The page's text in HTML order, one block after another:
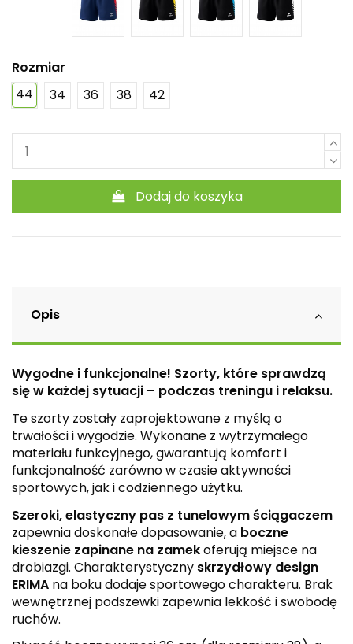
Rozmiar
44
34 36 38 42
Dodaj do koszyka
Opis
Wygodne i funkcjonalne! Szorty, które sprawdzą
się w każdej sytuacji – podczas treningu i relaksu.
Te szorty zostały zaprojektowane z myślą o
trwałości i wygodzie. Wykonane z wytrzymałego
materiału funkcyjnego, gwarantują komfort i
funkcjonalność zarówno w czasie aktywności
sportowych, jak i codziennego użytku.
Szeroki, elastyczny pas z tunelowym ściągaczem
zapewnia doskonałe dopasowanie, a boczne
kieszenie zapinane na zamekoferują miejsce na
drobiazgi. Charakterystyczny skrzydłowy design
ERIMA na boku dodaje sportowego charakteru. Brak
wewnętrznej podszewki zapewnia lekkość i swobodę
ruchów.